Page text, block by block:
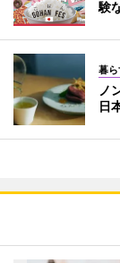
験
暮ら
ノ
日